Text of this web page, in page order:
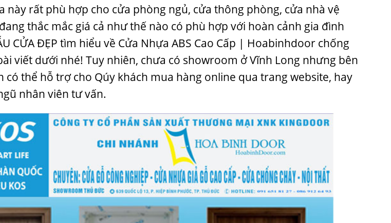
này rất phù hợp cho cửa phòng ngủ, cửa thông phòng, cửa nhà vệ
thắc mắc giá cả như thế nào có phù hợp với hoàn cảnh gia đình
CỬA ĐẸP tìm hiểu về Cửa Nhựa ABS Cao Cấp | Hoabinhdoor chống
viết dưới nhé! Tuy nhiên, chưa có showroom ở Vĩnh Long nhưng bên
có thể hỗ trợ cho Qúy khách mua hàng online qua trang website, hay
nhân viên tư vấn.